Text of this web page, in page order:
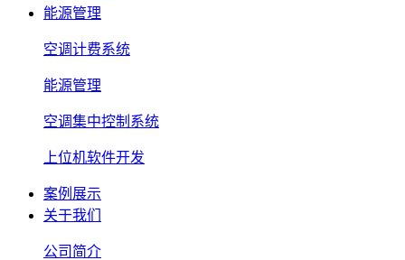
能源管理
空调计费系统
能源管理
空调集中控制系统
上位机软件开发
案例展示
关于我们
公司简介